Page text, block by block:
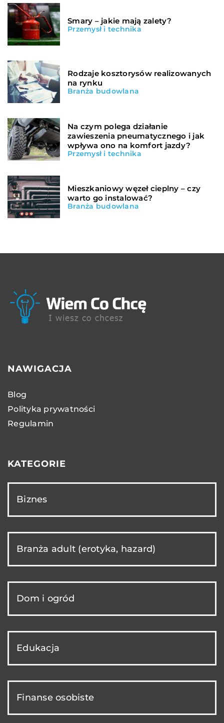
Smary – jakie mają zalety?
Przemysł i technika
Rodzaje kosztorysów realizowanych
na rynku
Branża budowlana
Na czym polega działanie
zawieszenia pneumatycznego i jak
wpływa ono na komfort jazdy?
Przemysł i technika
Mieszkaniowy węzeł cieplny – czy
warto go instalować?
Branża budowlana
NAWIGACJA
Blog
Polityka prywatności
Regulamin
KATEGORIE
Biznes
Branża adult (erotyka, hazard)
Dom i ogród
Edukacja
Finanse osobiste